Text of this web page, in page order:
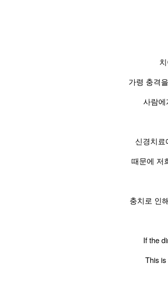
가령 충격
사람
신경치
때문에 저
충치로 인
If the
This